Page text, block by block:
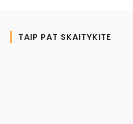
TAIP PAT SKAITYKITE